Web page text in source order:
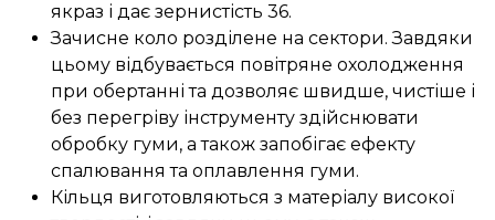
якраз і дає зернистість 36.
Зачисне коло розділене на сектори. Завдяки
цьому відбувається повітряне охолодження
при обертанні та дозволяє швидше, чистіше і
без перегріву інструменту здійснювати
обробку гуми, а також запобігає ефекту
спалювання та оплавлення гуми.
Кільця виготовляються з матеріалу високої